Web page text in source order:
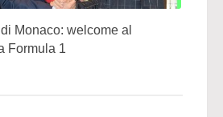
Monaco: welcome al
Formula 1